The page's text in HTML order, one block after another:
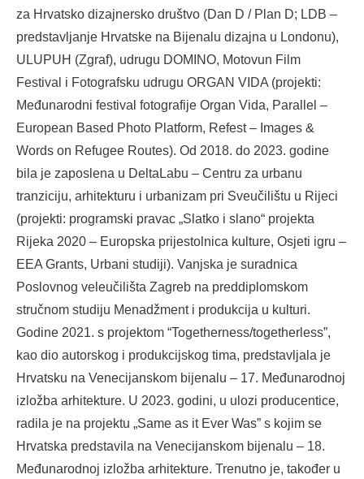
za Hrvatsko dizajnersko društvo (Dan D / Plan D; LDB –
predstavljanje Hrvatske na Bijenalu dizajna u Londonu),
ULUPUH (Zgraf), udrugu DOMINO, Motovun Film
Festival i Fotografsku udrugu ORGAN VIDA (projekti:
Međunarodni festival fotografije Organ Vida, Parallel –
European Based Photo Platform, Refest – Images &
Words on Refugee Routes). Od 2018. do 2023. godine
bila je zaposlena u DeltaLabu – Centru za urbanu
tranziciju, arhitekturu i urbanizam pri Sveučilištu u Rijeci
(projekti: programski pravac „Slatko i slano“ projekta
Rijeka 2020 – Europska prijestolnica kulture, Osjeti igru –
EEA Grants, Urbani studiji). Vanjska je suradnica
Poslovnog veleučilišta Zagreb na preddiplomskom
stručnom studiju Menadžment i produkcija u kulturi.
Godine 2021. s projektom “Togetherness/togetherless”,
kao dio autorskog i produkcijskog tima, predstavljala je
Hrvatsku na Venecijanskom bijenalu – 17. Međunarodnoj
izložba arhitekture. U 2023. godini, u ulozi producentice,
radila je na projektu „Same as it Ever Was” s kojim se
Hrvatska predstavila na Venecijanskom bijenalu – 18.
Međunarodnoj izložba arhitekture. Trenutno je, također u